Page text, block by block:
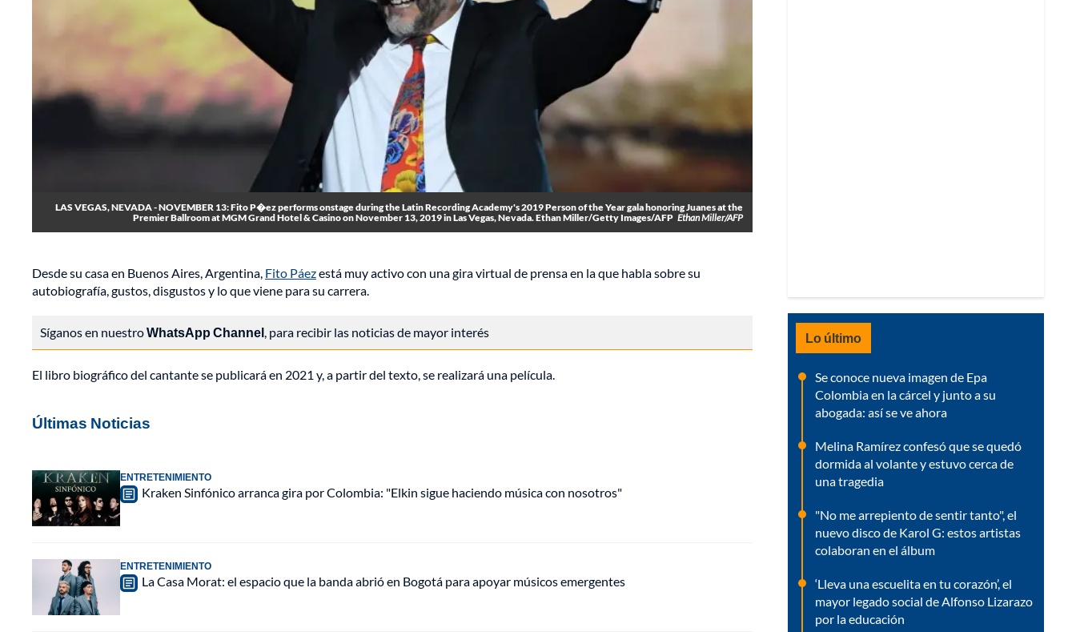
LAS VEGAS, NEVADA - NOVEMBER 13: Fito P�ez performs onstage during the Latin Recording Academy's 2019 Person of the Year gala honoring Juanes at the
Premier Ballroom at MGM Grand Hotel & Casino on November 13, 2019 in Las Vegas, Nevada. Ethan Miller/Getty Images/AFP Ethan Miller/AFP
Desde su casa en Buenos Aires, Argentina, Fito Páezestá muy activo con una gira virtual de prensa en la que habla sobre su
autobiografía, gustos, disgustos y lo que viene para su carrera.
Síganos en nuestroWhatsApp Channel, para recibir las noticias de mayor interés
El libro biográfico del cantante se publicará en 2021 y, a partir del texto, se realizará una película.
Últimas Noticias
ENTRETENIMIENTO
Kraken Sinfónico arranca gira por Colombia: "Elkin sigue haciendo música con nosotros"
ENTRETENIMIENTO
La Casa Morat: el espacio que la banda abrió en Bogotá para apoyar músicos emergentes
Lo último
Se conoce nueva imagen de Epa
Colombia en la cárcel y junto a su
abogada: así se ve ahora
Melina Ramírez confesó que se quedó
dormida al volante y estuvo cerca de
una tragedia
"No me arrepiento de sentir tanto", el
nuevo disco de Karol G: estos artistas
colaboran en el álbum
‘Lleva una escuelita en tu corazón’, el
mayor legado social de Alfonso Lizarazo
por la educación